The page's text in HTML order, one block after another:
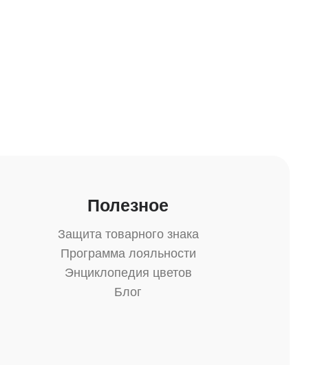
Полезное
Защита товарного знака
Программа лояльности
Энциклопедия цветов
Блог